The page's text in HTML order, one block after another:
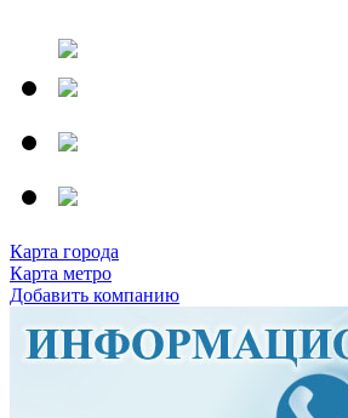
Карта города
Карта метро
Добавить компанию